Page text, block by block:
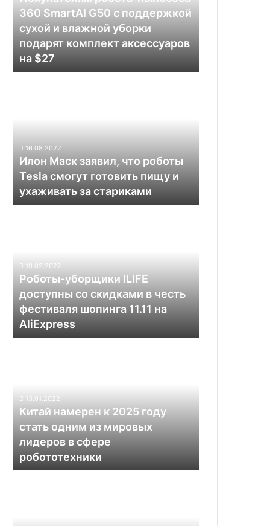
G50
поддержкой
сухой
влажной
$27
360 SmartAI G50 с поддержкой
сухой и влажной уборки
подарят комплект аксессуаров
на $27
смогут
готовить
пищу
ухаживать
16.08.2022
Илон Маск заявил, что роботы
Tesla смогут готовить пищу и
ухаживать за стариками
скидками
честь
фестиваля
шопинга
11.11
19.02.2022
Роботы-уборщики ILIFE
доступны со скидками в честь
фестиваля шопинга 11.11 на
AliExpress
стать
из
мировых
лидеров
в
13.01.2022
Китай намерен к 2025 году
стать одним из мировых
лидеров в сфере
робототехники